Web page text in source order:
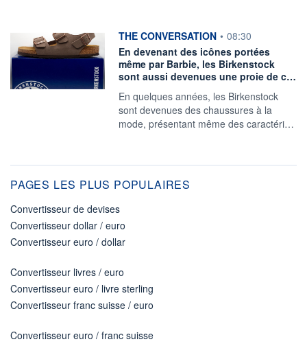
information fournie par
THE CONVERSATION • 08:30
En devenant des icônes portées
même par Barbie, les Birkenstock
sont aussi devenues une proie de c…
En quelques années, les Birkenstock
sont devenues des chaussures à la
mode, présentant même des caractéri…
PAGES LES PLUS POPULAIRES
Convertisseur de devises
Convertisseur dollar / euro
Convertisseur euro / dollar
Convertisseur livres / euro
Convertisseur euro / livre sterling
Convertisseur franc suisse / euro
Convertisseur euro / franc suisse